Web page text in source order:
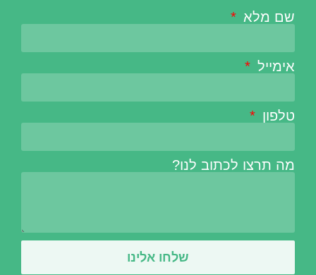
שם מלא
אימייל
טלפון
מה תרצו לכתוב לנו?
שלחו אלינו